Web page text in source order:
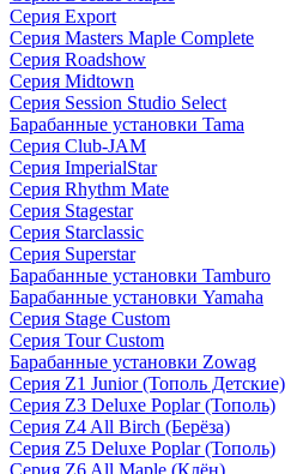
Серия Export
Серия Masters Maple Complete
Серия Roadshow
Серия Midtown
Серия Session Studio Select
Барабанные установки Tama
Серия Club-JAM
Серия ImperialStar
Серия Rhythm Mate
Серия Stagestar
Серия Starclassic
Серия Superstar
Барабанные установки Tamburo
Барабанные установки Yamaha
Серия Stage Custom
Серия Tour Custom
Барабанные установки Zowag
Серия Z1 Junior (Тополь Детские)
Серия Z3 Deluxe Poplar (Тополь)
Серия Z4 All Birch (Берёза)
Серия Z5 Deluxe Poplar (Тополь)
Серия Z6 All Maple (Клён)